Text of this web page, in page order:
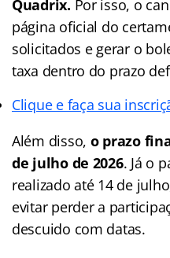
Quadrix. Por isso, o
página oficial do
solicitados e gerar o
taxa dentro do prazo
Clique e faça sua
Além disso, o prazo
de julho de 2026. Já o
realizado até 14 de
evitar perder a
descuido com datas.